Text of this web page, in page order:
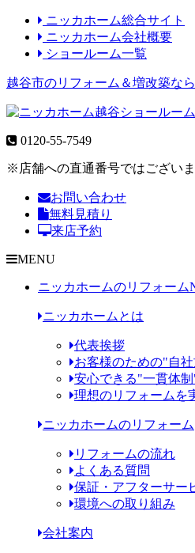
ニッカホーム総合サイト
ニッカホーム会社概要
ショールーム一覧
越谷市のリフォーム＆増改築なら
0120-55-7549
※店舗への直通番号ではござい
お問い合わせ
無料見積り
来店予約
MENU
ニッカホームのリフォーム
ニッカホームとは
代表挨拶
お客様のための"自
安心できる"一貫体
理想のリフォームを
ニッカホームのリフォーム
リフォームの流れ
よくある質問
保証・アフターサー
環境への取り組み
会社案内